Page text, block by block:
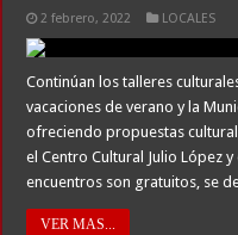
2 febrero, 2022 LOCALES
Continúan los talleres
vacaciones de verano y la
ofreciendo propuestas
el Centro Cultural Julio López
encuentros son gratuitos, se
VER MAS...